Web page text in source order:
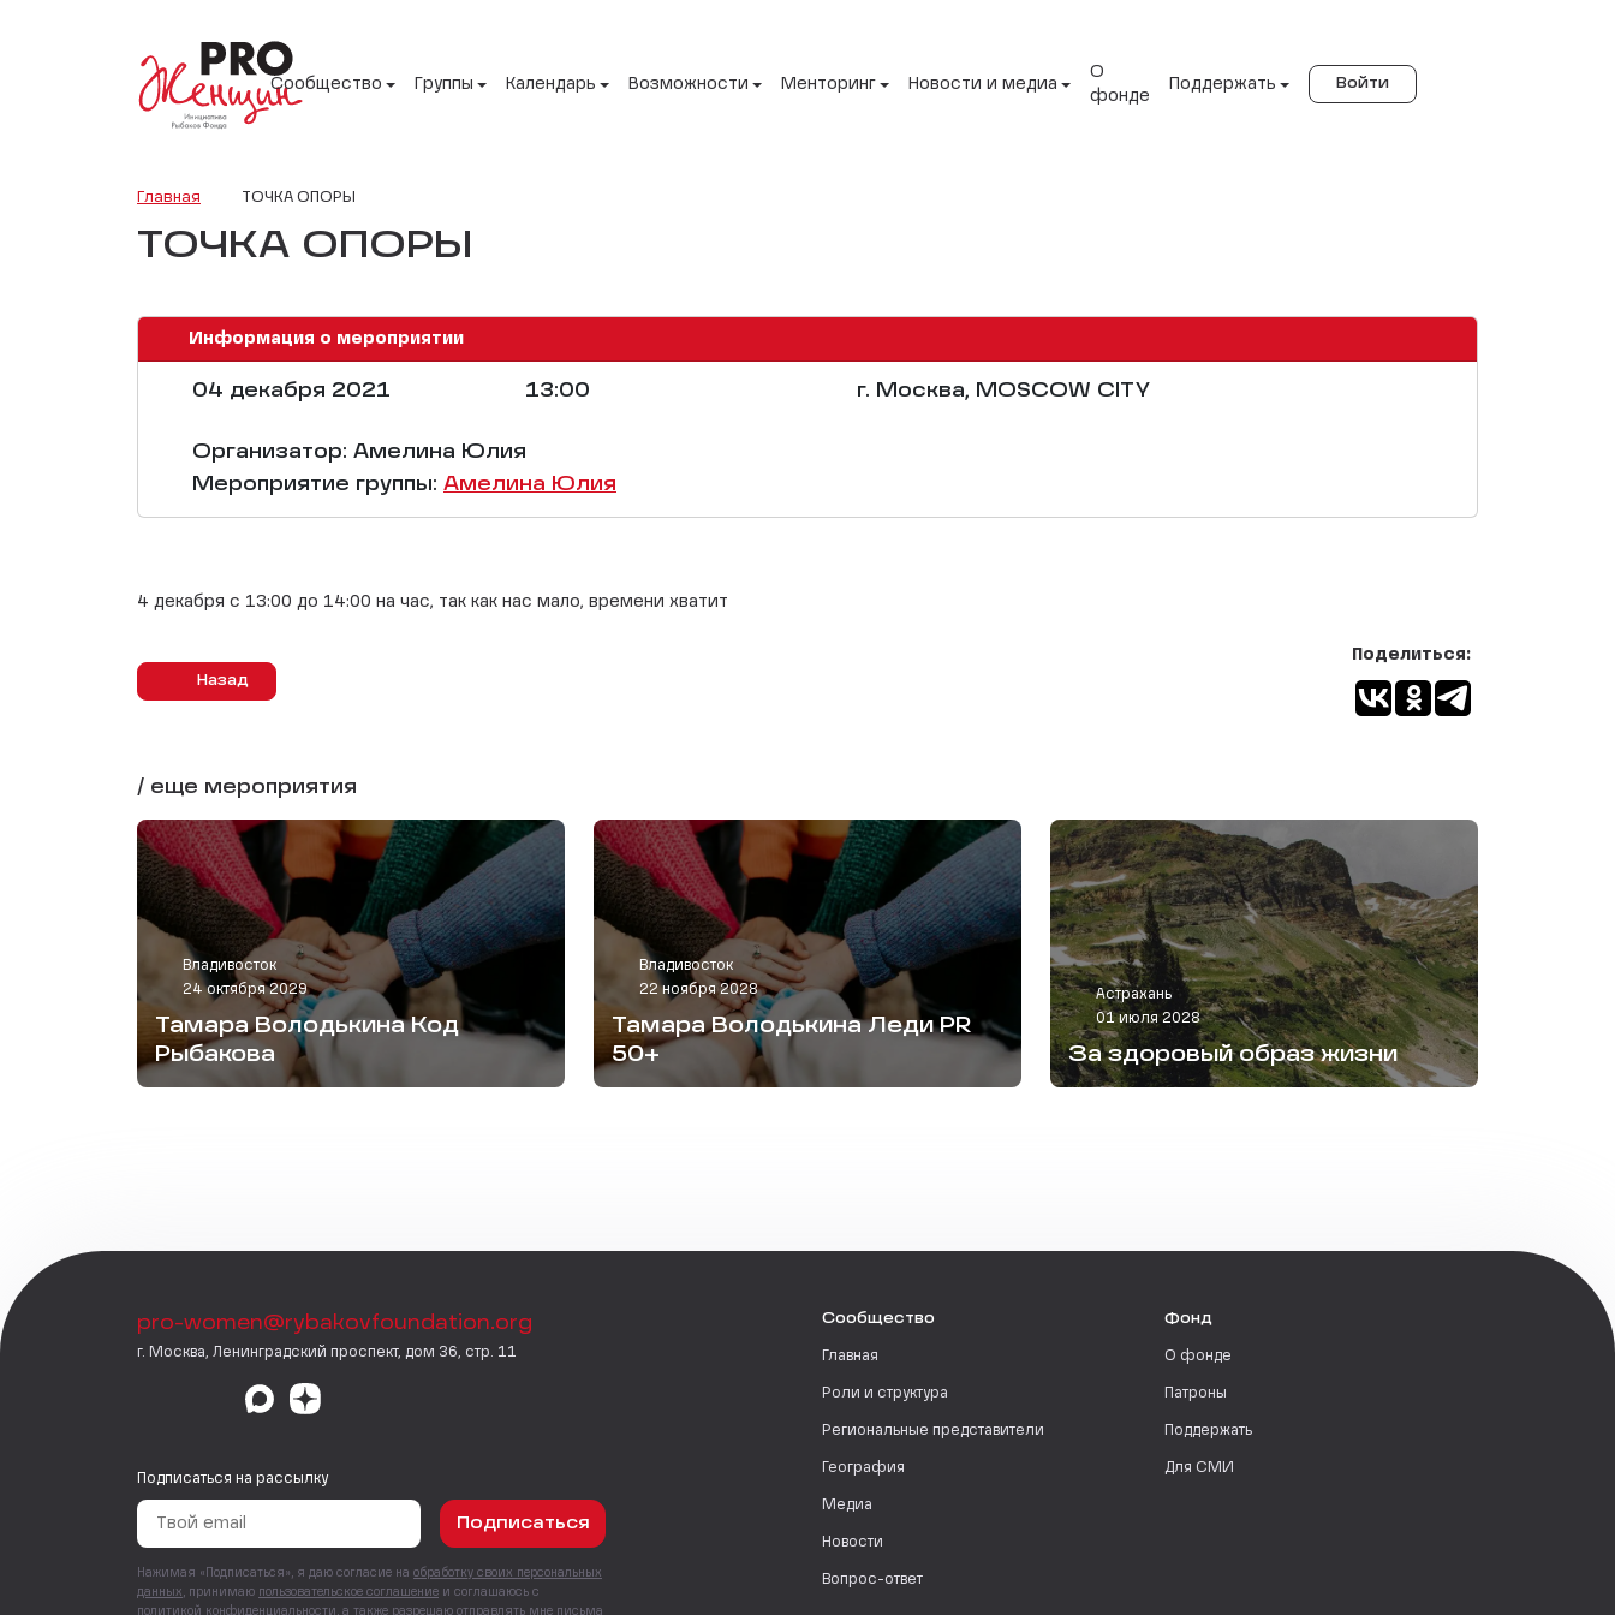
Сообщество Группы Календарь Возможности Менторинг Новости и медиа
О
фонде
Поддержать Войти
Главная ТОЧКА ОПОРЫ
ТОЧКА ОПОРЫ
Информация о мероприятии
04 декабря 2021 13:00 г. Москва, MOSCOW CITY
Организатор: Амелина Юлия
Мероприятие группы: Амелина Юлия
4 декабря с 13:00 до 14:00 на час, так как нас мало, времени хватит
Назад
Поделиться:
/ еще мероприятия
Владивосток
24 октября 2029
Тамара Володькина Код
Рыбакова
Владивосток
22 ноября 2028
Тамара Володькина Леди PR
50+
Астрахань
01 июля 2028
За здоровый образ жизни
pro-women@rybakovfoundation.org
г. Москва, Ленинградский проспект, дом 36, стр. 11
Подписаться на рассылку
Подписаться
Нажимая «Подписаться», я даю согласие на обработку своих персональных
данных , принимаю пользовательское соглашение и соглашаюсь с
политикой конфиденциальности , а также разрешаю отправлять мне письма
Сообщество
Главная
Роли и структура
Региональные представители
География
Медиа
Новости
Вопрос-ответ
Фонд
О фонде
Патроны
Поддержать
Для СМИ